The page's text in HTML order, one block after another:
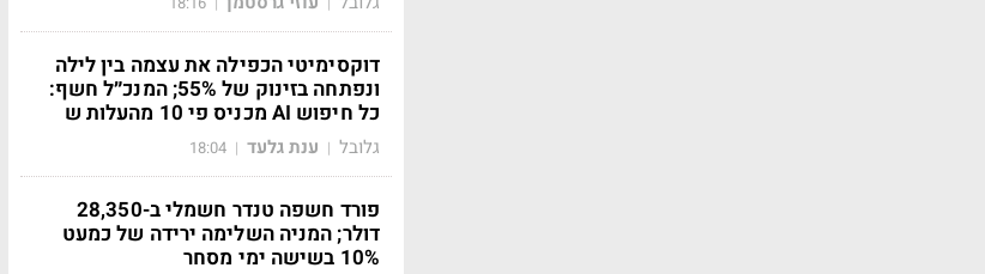
דוקסימיטי הכפילה את עצמה בין לילה
ונפתחה בזינוק של 55%; המנכ״ל חשף:
כל חיפוש AI מכניס פי 10 מהעלות ש
גלובל | ענת גלעד |
18:04
פורד חשפה טנדר חשמלי ב-28,350
דולר; המניה השלימה ירידה של כמעט
10% בשישה ימי מסחר